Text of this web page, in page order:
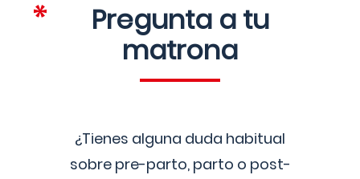
Pregunta a tu
matrona
¿Tienes alguna duda habitual
sobre pre-parto, parto o post-